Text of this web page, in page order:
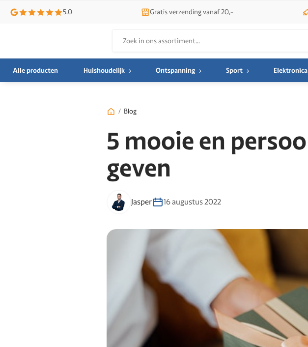
5.0 Gratis verzending vanaf 20,-
Zoeken
Alle producten Huishoudelijk Ontspanning Sport Elektronica
/ Blog
5 mooie en
geven
Jasper 16 augustus 2022